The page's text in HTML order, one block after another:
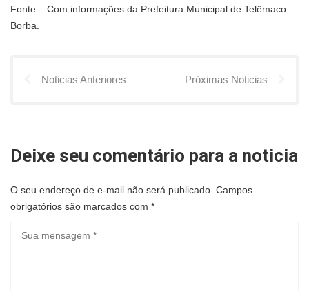
Fonte – Com informações da Prefeitura Municipal de Telêmaco
Borba.
Noticias Anteriores Próximas Noticias
Deixe seu comentário para a noticia
O seu endereço de e-mail não será publicado. Campos
obrigatórios são marcados com *